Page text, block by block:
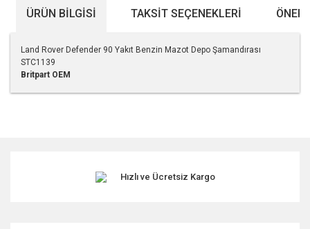
ÜRÜN BILGISI TAKSIT SEÇENEKLERI
Land Rover Defender 90 Yakıt Benzin Mazot Depo Şamandırası
STC1139
Britpart OEM
Ürün resmi kalitesiz, bozuk veya görüntülenemiyor.
Hızlı ve Ücretsiz Kargo